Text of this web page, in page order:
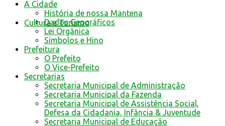
Cultura e Turismo
A Cidade
História de nossa Mantena
Dados Geográficos
Lei Orgânica
Símbolos e Hino
Prefeitura
O Prefeito
O Vice-Prefeito
Secretarias
Secretaria Municipal de Administração
Secretaria Municipal da Fazenda
Secretaria Municipal de Assistência Social,
Defesa da Cidadania, Infância & Juventude
Secretaria Municipal de Educação